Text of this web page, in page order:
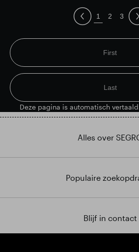
First
1 2 3
Last
Deze pagina is automatisch
Alles over
Populaire
Blijf in contact